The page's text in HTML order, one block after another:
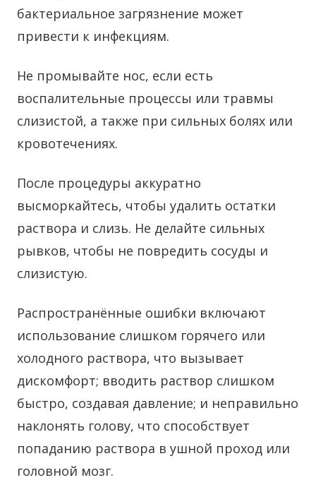
бактериальное загрязнение может
привести к инфекциям.
Не промывайте нос, если есть
воспалительные процессы или травмы
слизистой, а также при сильных болях или
кровотечениях.
После процедуры аккуратно
высморкайтесь, чтобы удалить остатки
раствора и слизь. Не делайте сильных
рывков, чтобы не повредить сосуды и
слизистую.
Распространённые ошибки включают
использование слишком горячего или
холодного раствора, что вызывает
дискомфорт; вводить раствор слишком
быстро, создавая давление; и неправильно
наклонять голову, что способствует
попаданию раствора в ушной проход или
головной мозг.